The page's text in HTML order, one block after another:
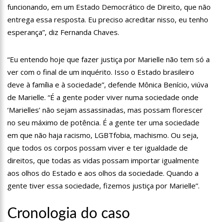
11:26 PM prende filho suspeito de matar o pai a marteladas por
religião
13:02 PF deflagra operação contra tráfico de drogas e lavagem de
de golfe
12:37 Prefeitura de Manaus divulga calendário para agendamento
de castração de cães e gatos
12:24 Modelo diz ter sido expulsa de supermercado por usar
Índice que mede a inflação dos aluguéis cai 0,95% em abril
11:27 Jojo Todynho cada vez mais focada nos treinos após perder
24 quilos
11:15 Medo do Chucky? Filmes de terror baseados em fatos da
vida real!
11:01 Ministério Público investiga prefeito que se casou com
adolescente de 16 anos
que lembram o rio, na Ponta Negra
funcionando, em um Estado Democrático de Direito, que não
entrega essa resposta. Eu preciso acreditar nisso, eu tenho
esperança”, diz Fernanda Chaves.
“Eu entendo hoje que fazer justiça por Marielle não tem só a
ver com o final de um inquérito. Isso o Estado brasileiro
deve à família e à sociedade”, defende Mônica Benício, viúva
de Marielle. “É a gente poder viver numa sociedade onde
‘Marielles’ não sejam assassinadas, mas possam florescer
no seu máximo de potência. É a gente ter uma sociedade
em que não haja racismo, LGBTfobia, machismo. Ou seja,
que todos os corpos possam viver e ter igualdade de
direitos, que todas as vidas possam importar igualmente
aos olhos do Estado e aos olhos da sociedade. Quando a
gente tiver essa sociedade, fizemos justiça por Marielle”.
Cronologia do caso